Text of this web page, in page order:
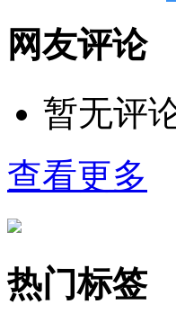
网友评论
暂无评
查看更多
热门标签